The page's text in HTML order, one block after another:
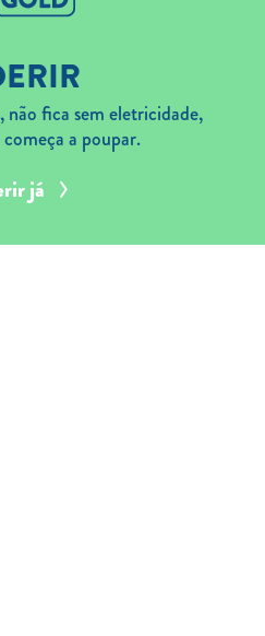
não fica sem eletricidade,
a poupar.
já